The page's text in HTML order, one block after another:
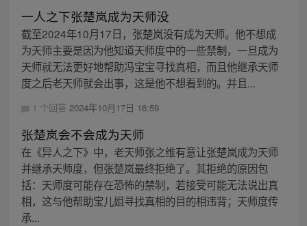
一人之下张楚岚成为天师没
截至2024年10月17日，张楚岚没有成为天师。他不想成
为天师主要是因为他知道天师度中的一些禁制，一旦成为
天师就无法更好地帮助冯宝宝寻找真相，而且他继承天师
度之后老天师就会出事，这是他不想看到的。并且...
1 个回答 2024年10月17日 16:59
张楚岚会不会成为天师
在《异人之下》中，老天师张之维有意让张楚岚成为天师
并继承天师度，但张楚岚最终拒绝了。其拒绝的原因包
括：天师度可能存在恐怖的禁制，若接受可能无法说出真
相，这与他帮助宝儿姐寻找真相的目的相违背；天师度传
承...